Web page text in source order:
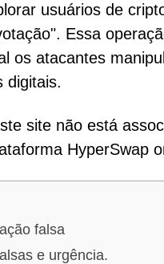
usuários de
Essa
os atacantes
digitais.
site não está
HyperSwap
falsa
e urgência.